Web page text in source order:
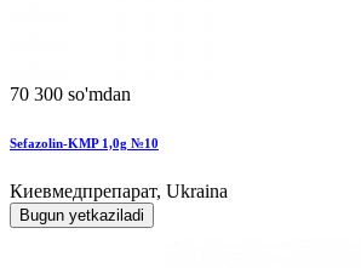
70 300 so'mdan
Sefazolin-KMP 1,0g №10
Киевмедпрепарат, Ukraina
Bugun yetkaziladi